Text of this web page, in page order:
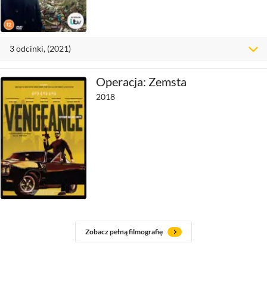
3odcinki, (2021)
Operacja: Zemsta
2018
Zobacz pełną filmografię